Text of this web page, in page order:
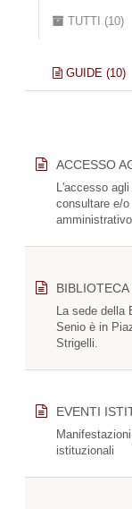
SchedeTUTTI (10)
GUIDE (10)
ACCESSO
L'accesso
consultare e/
amministrativo.
La sede
Senio è in
Strigelli.
EVENTI
istituzionali